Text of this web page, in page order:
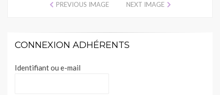
PREVIOUS IMAGE NEXT IMAGE
CONNEXION ADHÉRENTS
Identifiant ou e-mail